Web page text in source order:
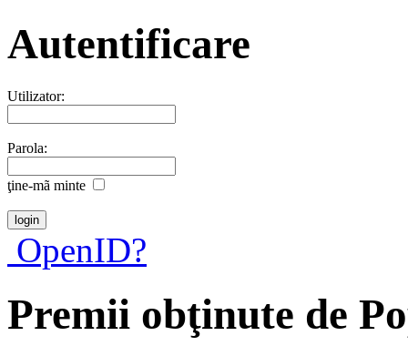
Autentificare
Utilizator:
Parola:
ţine-mã minte
OpenID?
Premii obţinute de